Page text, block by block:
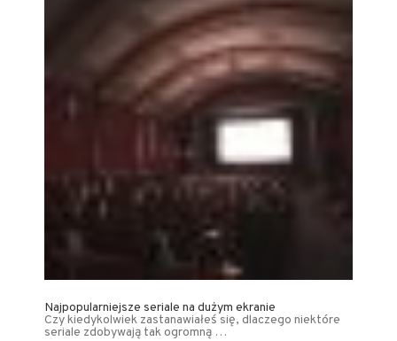
Najpopularniejsze seriale na dużym ekranie
Czy kiedykolwiek zastanawiałeś się, dlaczego niektóre
seriale zdobywają tak ogromną …